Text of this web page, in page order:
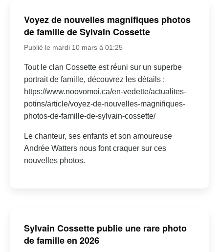
Voyez de nouvelles magnifiques photos
de famille de Sylvain Cossette
Publié le mardi 10 mars à 01:25
Tout le clan Cossette est réuni sur un superbe
portrait de famille, découvrez les détails :
https://www.noovomoi.ca/en-vedette/actualites-
potins/article/voyez-de-nouvelles-magnifiques-
photos-de-famille-de-sylvain-cossette/
Le chanteur, ses enfants et son amoureuse
Andrée Watters nous font craquer sur ces
nouvelles photos.
Sylvain Cossette publie une rare photo
de famille en 2026